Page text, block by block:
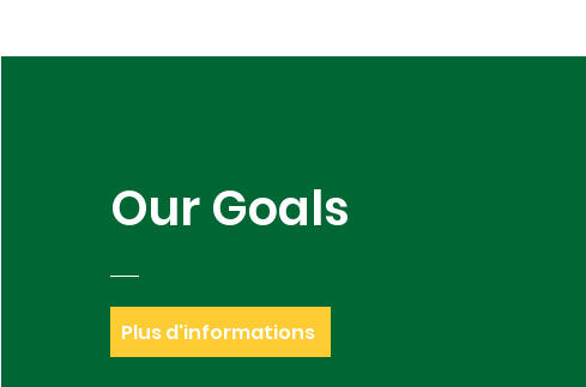
Our Goals
Plus d'informations